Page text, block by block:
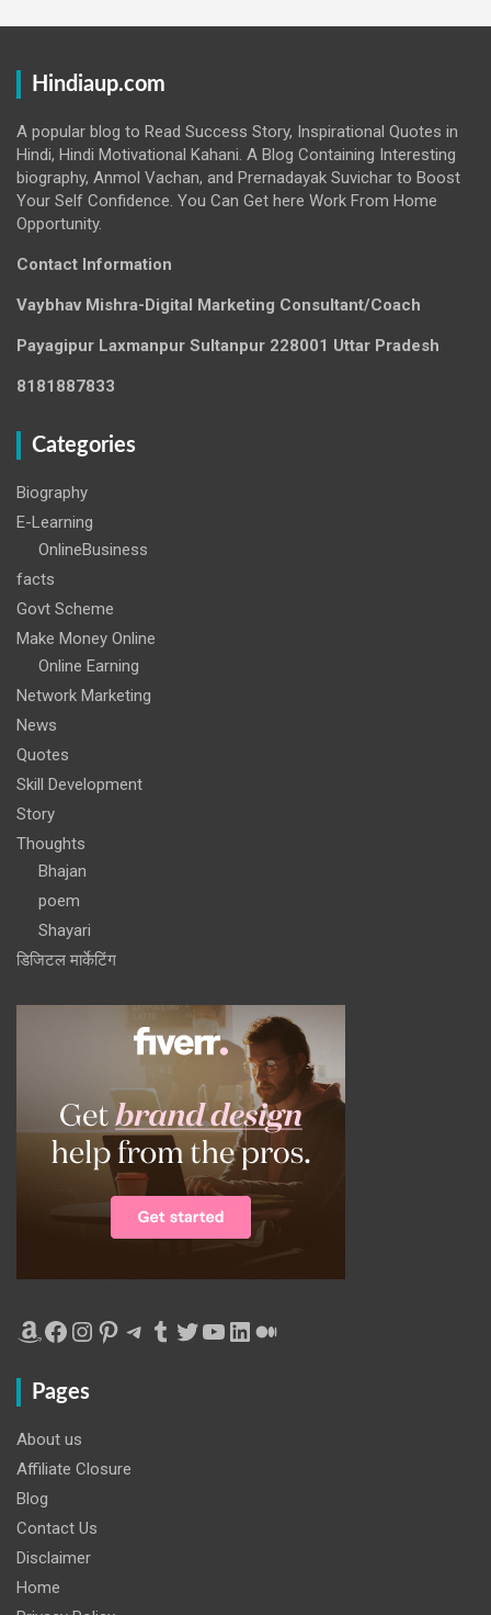
Hindiaup.com
A popular blog to Read Success Story, Inspirational Quotes in
Hindi, Hindi Motivational Kahani. A Blog Containing Interesting
biography, Anmol Vachan, and Prernadayak Suvichar to Boost
Your Self Confidence. You Can Get here Work From Home
Opportunity.
Contact Information
Vaybhav Mishra-Digital Marketing Consultant/Coach
Payagipur Laxmanpur Sultanpur 228001 Uttar Pradesh
8181887833
Categories
Biography
E-Learning
OnlineBusiness
facts
Govt Scheme
Make Money Online
Online Earning
Network Marketing
News
Quotes
Skill Development
Story
Thoughts
Bhajan
poem
Shayari
डिजिटल मार्केटिंग
Amazon
Facebook
Instagram
Pinterest
Telegram
Tumblr
Twitter
YouTube
LinkedIn
Medium
Pages
About us
Affiliate Closure
Blog
Contact Us
Disclaimer
Home